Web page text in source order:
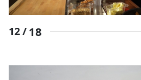
12 /18